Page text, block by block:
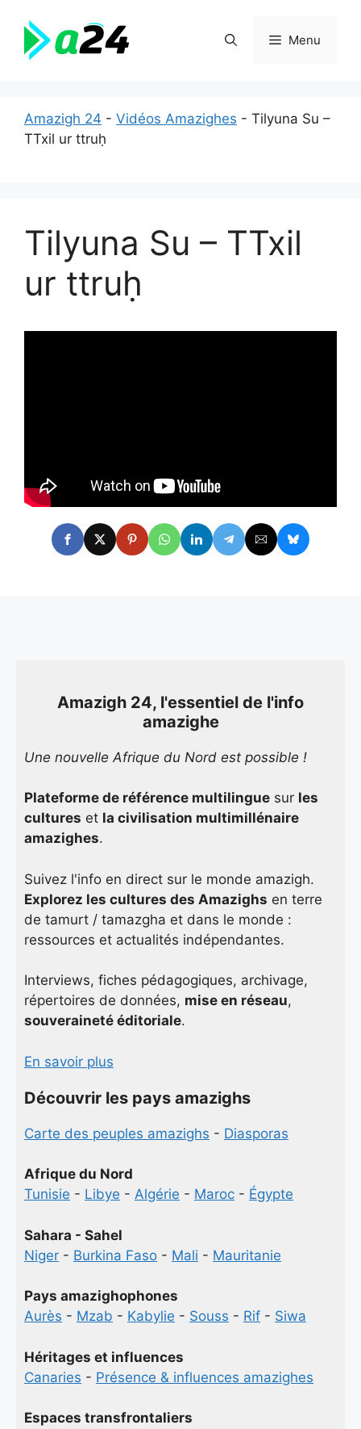
contenu
Menu
Amazigh 24 - Vidéos Amazighes - Tilyuna Su –
TTxil ur ttruḥ
Tilyuna Su – TTxil
ur ttruḥ
Amazigh 24, l'essentiel de l'info
amazighe
Une nouvelle Afrique du Nord est possible !
Plateforme de référence multilingue sur les
cultures et la civilisation multimillénaire
amazighes.
Suivez l'info en direct sur le monde amazigh.
Explorez les cultures des Amazighs en terre
de tamurt / tamazgha et dans le monde :
ressources et actualités indépendantes.
Interviews, fiches pédagogiques, archivage,
répertoires de données, mise en réseau,
souveraineté éditoriale.
En savoir plus
Découvrir les pays amazighs
Carte des peuples amazighs - Diasporas
Afrique du Nord
Tunisie - Libye - Algérie - Maroc - Égypte
Sahara - Sahel
Niger - Burkina Faso - Mali - Mauritanie
Pays amazighophones
Aurès - Mzab - Kabylie - Souss - Rif - Siwa
Héritages et influences
Canaries - Présence & influences amazighes
Espaces transfrontaliers